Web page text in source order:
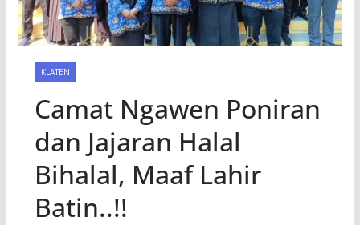
KLATEN
Camat Ngawen Poniran
dan Jajaran Halal
Bihalal, Maaf Lahir
Batin..!!